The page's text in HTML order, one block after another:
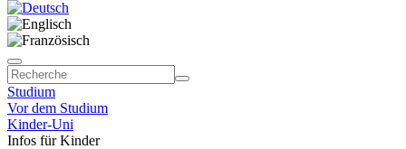
Studium
Vor dem Studium
Kinder-Uni
Infos für Kinder